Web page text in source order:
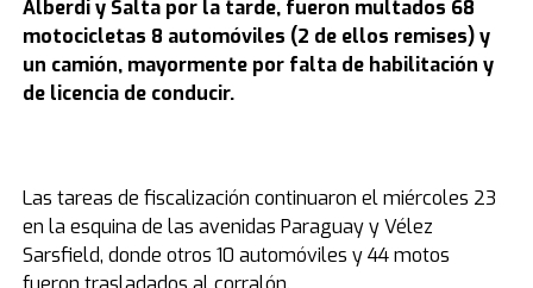
Alberdi y Salta por la tarde, fueron multados 68
motocicletas 8 automóviles (2 de ellos remises) y
un camión, mayormente por falta de habilitación y
de licencia de conducir.
Las tareas de fiscalización continuaron el miércoles 23
en la esquina de las avenidas Paraguay y Vélez
Sarsfield, donde otros 10 automóviles y 44 motos